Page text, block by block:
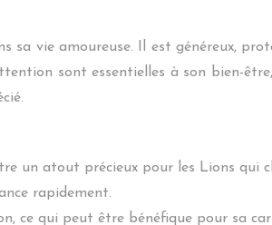
sa vie amoureuse. Il est généreux,
sont essentielles à son bien-
un atout précieux pour les Lions qui
rapidement.
ce qui peut être bénéfique pour sa